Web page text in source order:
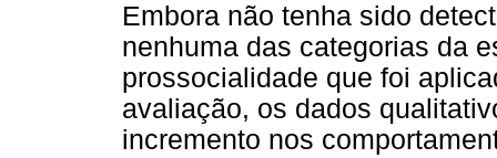
Embora não tenha sido
nenhuma das categorias da
prossocialidade que foi
avaliação, os dados
incremento nos